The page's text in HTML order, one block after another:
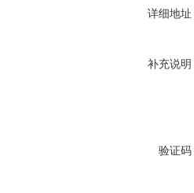
详细地址
补充说明
验证码